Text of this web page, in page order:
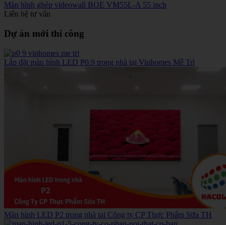
Màn hình ghép videowall BOE VM55L-A 55 inch
Liên hệ tư vấn
Dự án mới thi công
Lắp đặt màn hình LED P0.9 trong nhà tại Vinhomes Mễ Trì
Màn hình LED P2 trong nhà tại Công ty CP Thực Phẩm Sữa TH